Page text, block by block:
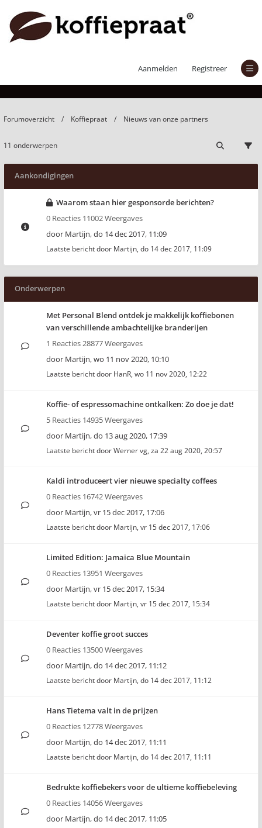
Aanmelden Registreer
Nieuws van onze partners
Forumoverzicht Koffiepraat Nieuws van onze partners
11 onderwerpen
Aankondigingen
Waarom staan hier gesponsorde berichten?
0 Reacties 11002 Weergaves
door Martijn,do 14 dec 2017, 11:09
Laatste bericht door Martijn, do 14 dec 2017, 11:09
Onderwerpen
Met Personal Blend ontdek je makkelijk koffiebonen
van verschillende ambachtelijke branderijen
1 Reacties 28877 Weergaves
door Martijn,wo 11 nov 2020, 10:10
Laatste bericht door HanR, wo 11 nov 2020, 12:22
Koffie- of espressomachine ontkalken: Zo doe je dat!
5 Reacties 14935 Weergaves
door Martijn,do 13 aug 2020, 17:39
Laatste bericht doorWerner vg, za 22 aug 2020, 20:57
Kaldi introduceert vier nieuwe specialty coffees
0 Reacties 16742 Weergaves
door Martijn,vr 15 dec 2017, 17:06
Laatste bericht door Martijn, vr 15 dec 2017, 17:06
Limited Edition: Jamaica Blue Mountain
0 Reacties 13951 Weergaves
door Martijn,vr 15 dec 2017, 15:34
Laatste bericht door Martijn, vr 15 dec 2017, 15:34
Deventer koffie groot succes
0 Reacties 13500 Weergaves
door Martijn,do 14 dec 2017, 11:12
Laatste bericht door Martijn, do 14 dec 2017, 11:12
Hans Tietema valt in de prijzen
0 Reacties 12778 Weergaves
door Martijn,do 14 dec 2017, 11:11
Laatste bericht door Martijn, do 14 dec 2017, 11:11
Bedrukte koffiebekers voor de ultieme koffiebeleving
0 Reacties 14056 Weergaves
door Martijn,do 14 dec 2017, 11:05